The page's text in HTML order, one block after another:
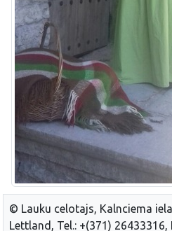
© Lauku celotajs, Kalnciema
Lettland, Tel.: +(371) 26433316,